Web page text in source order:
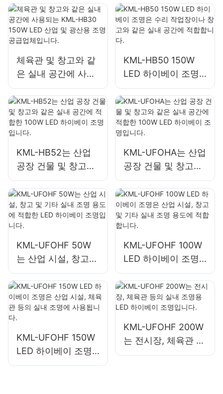
실내 공간 조명에 적
합합니다.
실내 공간 조명에 적
합합니다.
체육관 및 창고와 같
은 실내 공간에 사용
되는 KML-HB30
150W LED 산업 및
광산용 조명 공급업
체입니다.
KML-HB50 150W
LED 하이베이 조명
은 수리 작업장이나
창고와 같은 실내 공
간에 적합합니다.
KML-HB52는 산업
공장 건물 및 창고와
같은 실내 공간에 적
합한 100W LED 하
이베이 조명입니다.
KML-UFOHA는 산업
공장 건물 및 창고와
같은 실내 공간에 적
합한 100W LED 하
이베이 조명입니다.
KML-UFOHF 50W
는 산업 시설, 창고
및 기타 실내 조명 용
도에 적합한 LED 하
이베이 조명입니다.
KML-UFOHF 100W
LED 하이베이 조명
은 산업 시설, 창고
및 기타 실내 조명 용
도에 적합합니다.
KML-UFOHF 150W
LED 하이베이 조명
은 산업 시설, 체육관
KML-UFOHF 200W
는 전시장, 체육관 등
의 실내 조명용 LED